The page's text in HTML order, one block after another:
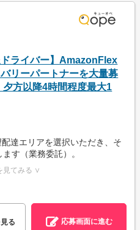
ドライバー】AmazonFlex
リーパートナーを大量募
夕方以降4時間程度最大1
達エリアを選択いただき、そ
す（業務委託）。
見てみる ∨
る 応募画面に進む